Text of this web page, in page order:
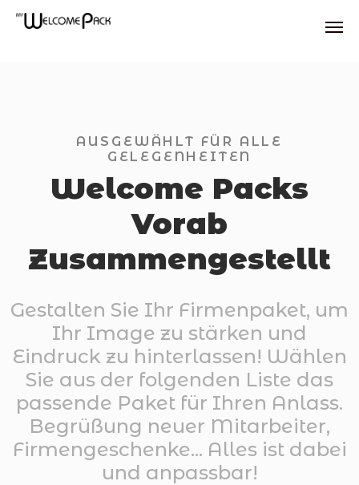
AUSGEWÄHLT FÜR ALLE
GELEGENHEITEN
Welcome Packs
Vorab
Zusammengestellt
Gestalten Sie Ihr Firmenpaket, um
Ihr Image zu stärken und
Eindruck zu hinterlassen! Wählen
Sie aus der folgenden Liste das
passende Paket für Ihren Anlass.
Begrüßung neuer Mitarbeiter,
Firmengeschenke... Alles ist dabei
und anpassbar!